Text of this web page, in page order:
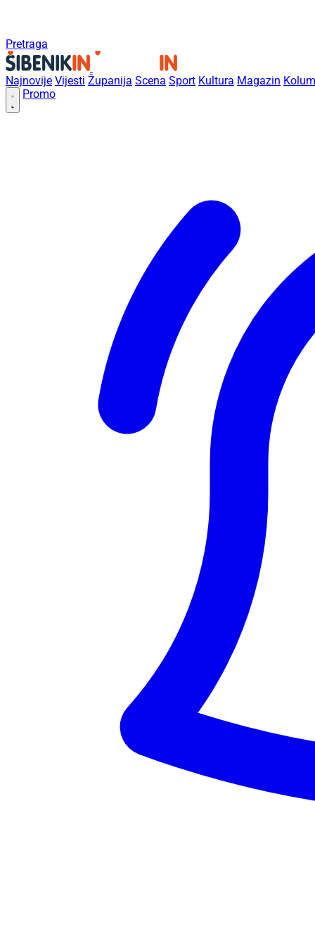
Pretraga
Najnovije Vijesti Županija Scena Sport Kultura Magazin
Promo